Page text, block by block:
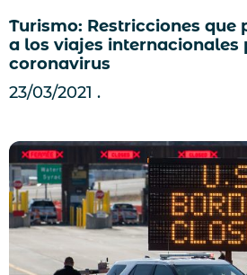
Turismo: Restricciones que
a los viajes internacionales
coronavirus
23/03/2021